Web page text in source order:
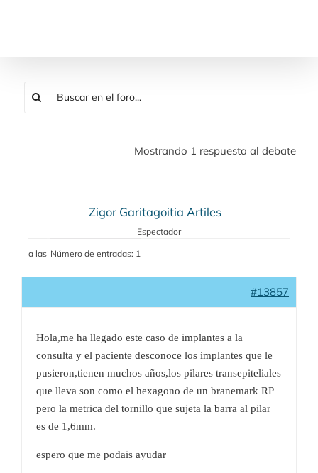
Mostrando 1 respuesta al debate
Zigor Garitagoitia Artiles
Espectador
a las Número de entradas: 1
#13857
Hola,me ha llegado este caso de implantes a la
consulta y el paciente desconoce los implantes que le
pusieron,tienen muchos años,los pilares transepiteliales
que lleva son como el hexagono de un branemark RP
pero la metrica del tornillo que sujeta la barra al pilar
es de 1,6mm.
espero que me podais ayudar